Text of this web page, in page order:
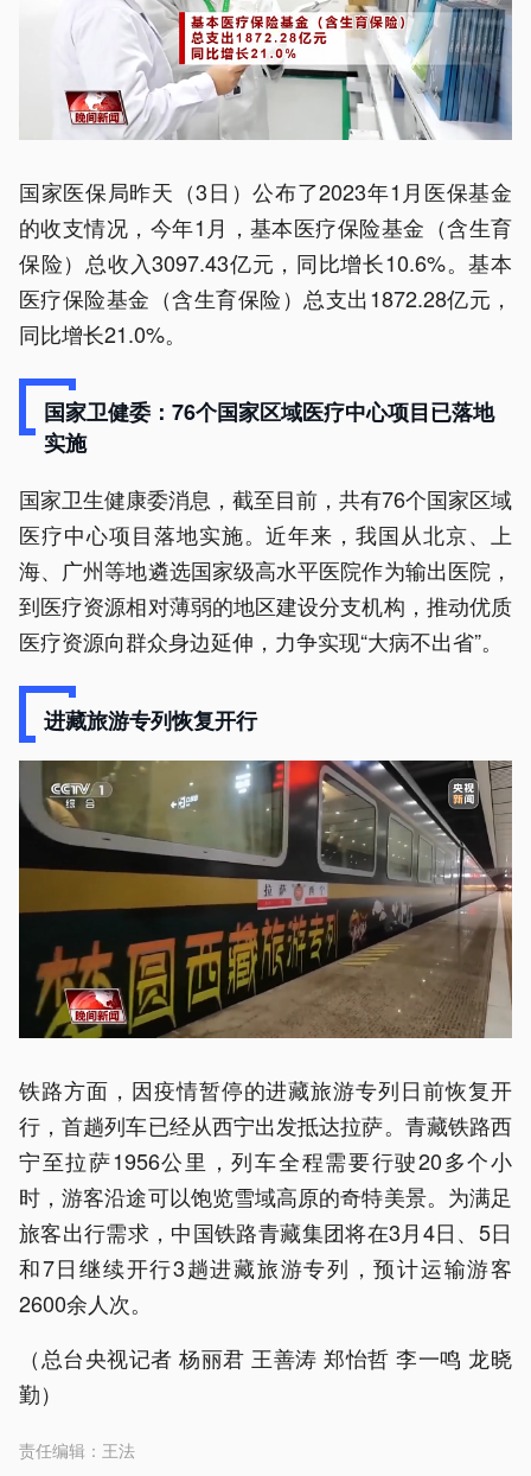
国家医保局昨天（3日）公布了2023年1月医保基金
的收支情况，今年1月，基本医疗保险基金（含生育
保险）总收入3097.43亿元，同比增长10.6%。基本
医疗保险基金（含生育保险）总支出1872.28亿元，
同比增长21.0%。
国家卫健委：76个国家区域医疗中心项目已落地
实施
国家卫生健康委消息，截至目前，共有76个国家区域
医疗中心项目落地实施。近年来，我国从北京、上
海、广州等地遴选国家级高水平医院作为输出医院，
到医疗资源相对薄弱的地区建设分支机构，推动优质
医疗资源向群众身边延伸，力争实现“大病不出省”。
进藏旅游专列恢复开行
铁路方面，因疫情暂停的进藏旅游专列日前恢复开
行，首趟列车已经从西宁出发抵达拉萨。青藏铁路西
宁至拉萨1956公里，列车全程需要行驶20多个小
时，游客沿途可以饱览雪域高原的奇特美景。为满足
旅客出行需求，中国铁路青藏集团将在3月4日、5日
和7日继续开行3趟进藏旅游专列，预计运输游客
2600余人次。
（总台央视记者 杨丽君 王善涛 郑怡哲 李一鸣 龙晓
勤）
责任编辑： 王法